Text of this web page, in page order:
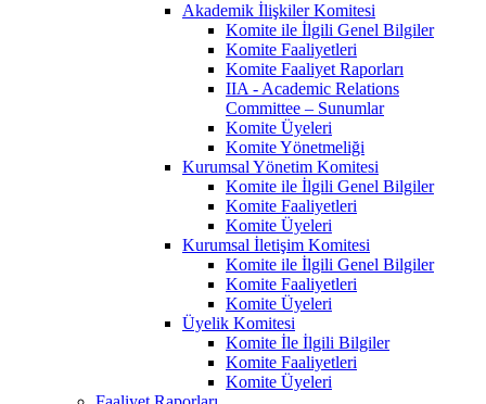
Akademik İlişkiler Komitesi
Komite ile İlgili Genel Bilgiler
Komite Faaliyetleri
Komite Faaliyet Raporları
IIA - Academic Relations
Committee – Sunumlar
Komite Üyeleri
Komite Yönetmeliği
Kurumsal Yönetim Komitesi
Komite ile İlgili Genel Bilgiler
Komite Faaliyetleri
Komite Üyeleri
Kurumsal İletişim Komitesi
Komite ile İlgili Genel Bilgiler
Komite Faaliyetleri
Komite Üyeleri
Üyelik Komitesi
Komite İle İlgili Bilgiler
Komite Faaliyetleri
Komite Üyeleri